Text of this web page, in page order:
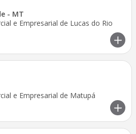
- MT
e Empresarial de Lucas do Rio
e Empresarial de Matupá